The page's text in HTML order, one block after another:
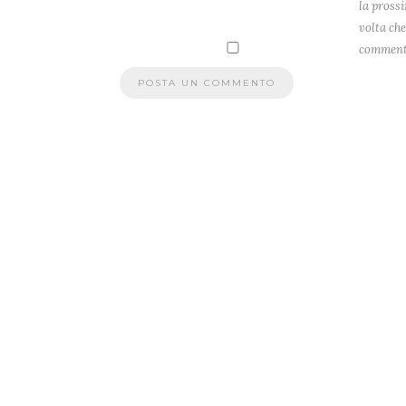
la
volta che